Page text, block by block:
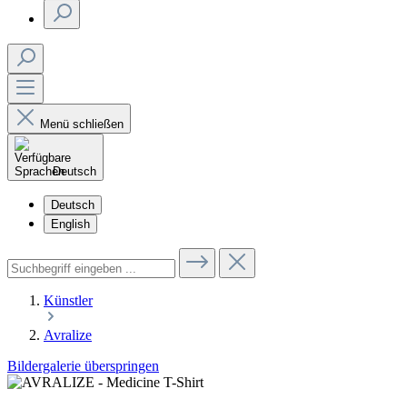
Menü schließen
Deutsch
Deutsch
English
Künstler
Avralize
Bildergalerie überspringen